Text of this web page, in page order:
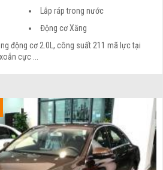
Lắp ráp trong nước
Động cơ Xăng
động cơ 2.0L, công suất 211 mã lực tại
cực ...